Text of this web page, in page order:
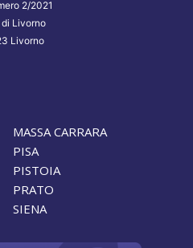
2/2021
Livorno
Livorno
MASSA CARRARA
PISA
PISTOIA
PRATO
SIENA